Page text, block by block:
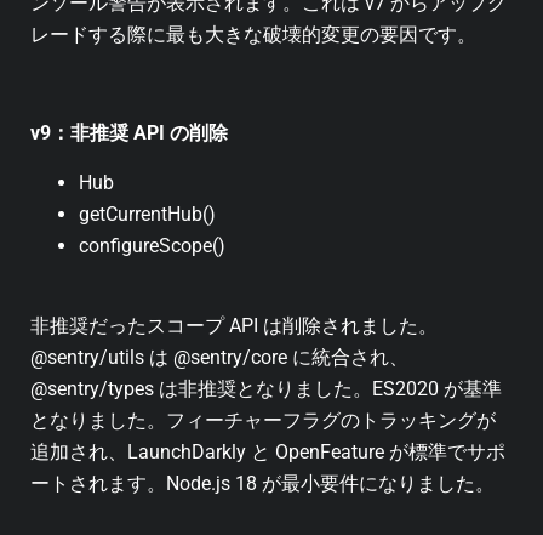
レードする際に最も大きな破壊的変更の要因です。
v9：非推奨 API の削除
Hub
getCurrentHub()
configureScope()
非推奨だったスコープ API は削除されました。
@sentry/utils は @sentry/core に統合され、
@sentry/types は非推奨となりました。ES2020 が基準
となりました。フィーチャーフラグのトラッキングが
追加され、LaunchDarkly と OpenFeature が標準でサポ
ートされます。Node.js 18 が最小要件になりました。